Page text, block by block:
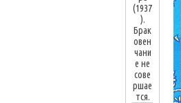
(1937
).
Брак
овен
чани
е не
сове
ршае
тся.